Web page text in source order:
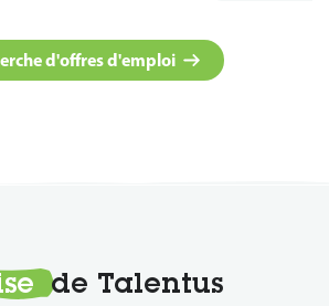
d'offres d'emploi
de Talentus